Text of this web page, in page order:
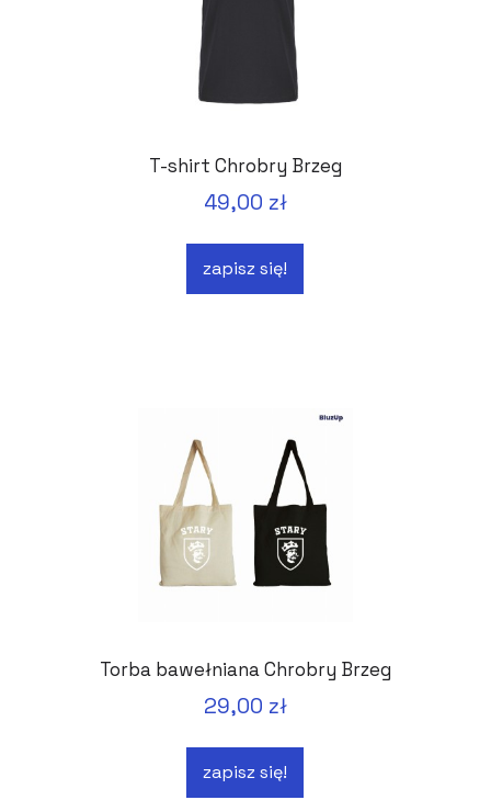
T-shirt Chrobry Brzeg
49,00 zł
zapisz się!
Torba bawełniana Chrobry Brzeg
29,00 zł
zapisz się!